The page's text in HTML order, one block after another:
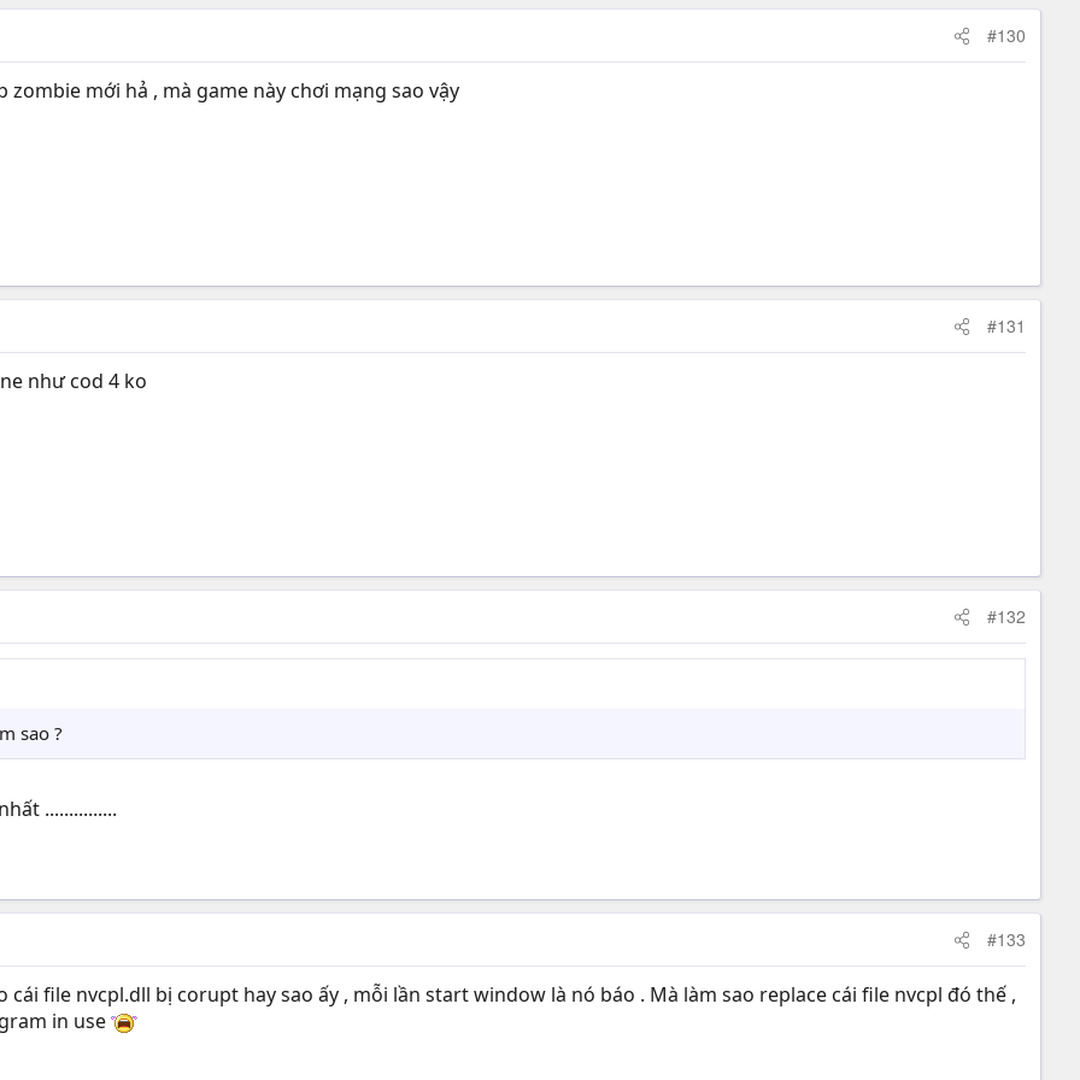
#130
zombie mới hả , mà game này chơi mạng sao vậy
#131
như cod 4 ko
#132
sao ?
...............
#133
cái file nvcpl.dll bị corupt hay sao ấy , mỗi lần start window là nó báo . Mà làm sao replace cái file nvcpl đó thế ,
in use